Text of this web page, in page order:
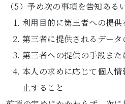
（5）予め次の事項を告知あ
利用目的に第三者への提供
第三者に提供されるデータ
第三者への提供の手段また
本人の求めに応じて個人
止すること